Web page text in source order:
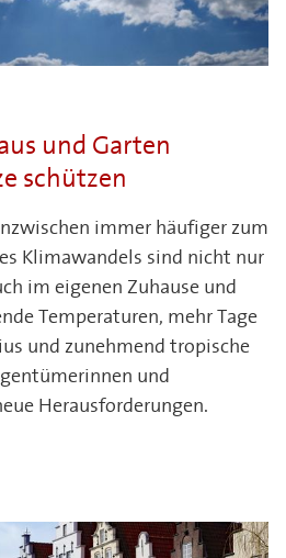
und Garten
schützen
immer häufiger zum
Klimawandels sind nicht nur
im eigenen Zuhause und
Temperaturen, mehr Tage
und zunehmend tropische
und
Herausforderungen.